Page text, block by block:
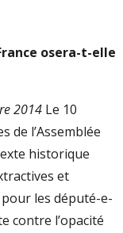
osera-t-elle
2014 Le 10
de l’Assemblée
historique
et
les député-e-
contre l’opacité